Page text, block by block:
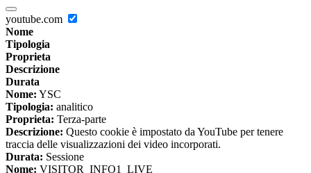
youtube.com
Nome
Tipologia
Proprieta
Descrizione
Durata
Nome: YSC
Tipologia: analitico
Proprieta: Terza-parte
Descrizione: Questo cookie è impostato da YouTube per tenere
traccia delle visualizzazioni dei video incorporati.
Durata: Sessione
Nome: VISITOR_INFO1_LIVE